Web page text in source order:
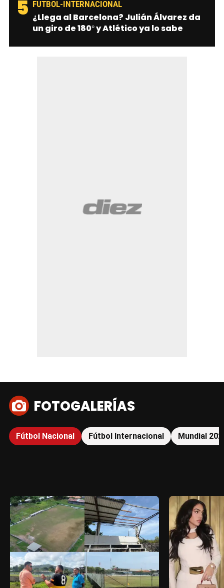
5 FUTBOL-INTERNACIONAL
¿Llega al Barcelona? Julián Álvarez da
un giro de 180° y Atlético ya lo sabe
FOTOGALERÍAS
Fútbol Nacional Fútbol Internacional Mundial